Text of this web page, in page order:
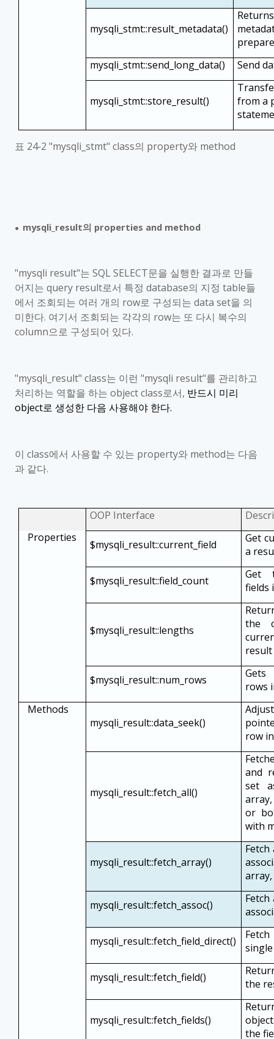
mysqli_stmt::result_metadata()
mysqli_stmt::send_long_data()
Send
mysqli_stmt::store_result()
from a
표 24‑2 "mysqli_stmt" class의 property와 method
● mysqli_result의 properties and method
"mysqli result"는 SQL SELECT문을 실행한 결과로 만들
어지는 query result로서 특정 database의 지정 table들
에서 조회되는 여러 개의 row로 구성되는 data set을 의
미한다. 여기서 조회되는 각각의 row는 또 다시 복수의
column으로 구성되어 있다.
"mysqli_result" class는 이런 "mysqli result"를 관리하고
처리하는 역할을 하는 object class로서, 반드시 미리
object로 생성한 다음 사용해야 한다.
이 class에서 사용할 수 있는 property와 method는 다음
과 같다.
OOP Interface
Properties
$mysqli_result::current_field
Get
a
$mysqli_result::field_count
Get
fields
$mysqli_result::lengths
the
$mysqli_result::num_rows
rows
Methods
mysqli_result::data_seek()
row
mysqli_result::fetch_all()
and
set
or
with
mysqli_result::fetch_array()
mysqli_result::fetch_assoc()
mysqli_result::fetch_field_direct()
mysqli_result::fetch_field()
the
mysqli_result::fetch_fields()
the